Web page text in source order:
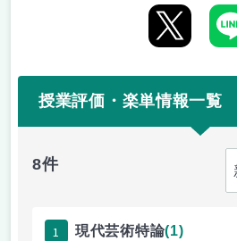
授業評価・楽単情報一覧
8件
1 現代芸術特論(1)